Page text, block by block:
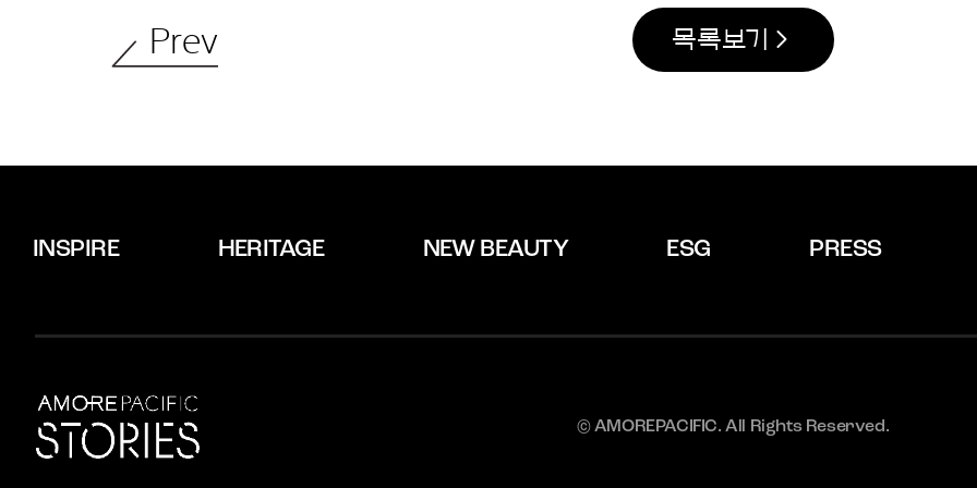
목록보기
Prev
HERITAGE
INSPIRE ESG PRESS
NEW BEAUTY
© AMOREPACIFIC. All Rights Reserved.